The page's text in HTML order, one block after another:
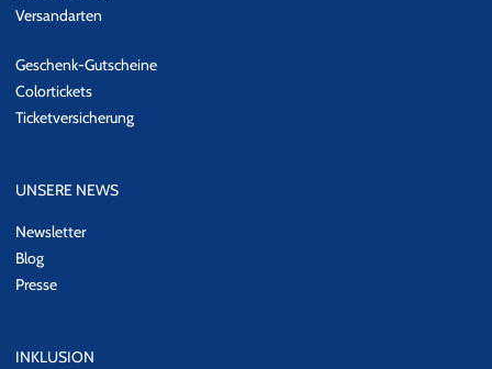
Versandarten
Geschenk-Gutscheine
Colortickets
Ticketversicherung
UNSERE NEWS
Newsletter
Blog
Presse
INKLUSION